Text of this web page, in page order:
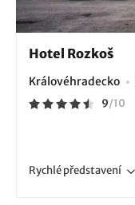
Hotel Rozkoš
Královéhradecko
9/10
Rychlépředstavení